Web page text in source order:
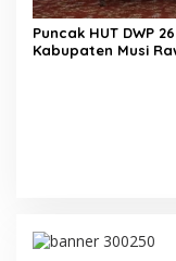
Puncak HUT DWP 26
Kabupaten Musi